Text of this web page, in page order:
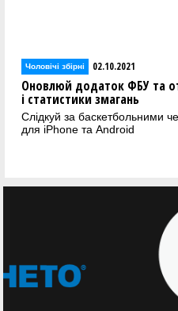
Чоловічі збірні 02.10.2021
Оновлюй додаток ФБУ та
і статистики змагань
Слідкуй за баскетбольними
для iPhone та Android